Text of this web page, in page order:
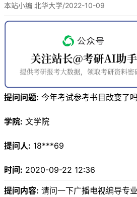
本站小编 北华大学/2022-10-09
提问问题: 今年考试参考书目改变了吗
学院: 文学院
提问人: 18***69
时间: 2020-09-22 12:36
提问内容: 请问一下广播电视编导专